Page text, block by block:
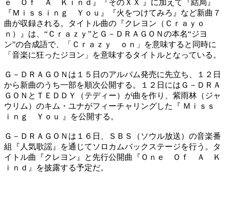
ｅ Ｏｆ Ａ Ｋｉｎｄ』『そのＸＸ 』に加えて『結局』
『Ｍｉｓｓｉｎｇ Ｙｏｕ』『火をつけてみろ』など新曲７
曲が収録される。タイトル曲の『クレヨン（Ｃｒａｙｏ
ｎ）』は、“Ｃｒａｚｙ”とＧ－ＤＲＡＧＯＮの本名“ジヨ
ン”の合成語で、「Ｃｒａｚｙ ｏｎ」を意味すると同時に
「音楽に狂ったジヨン」を意味するタイトルとなっている。
Ｇ－ＤＲＡＧＯＮは１５日のアルバム発売に先立ち、１２日
から新曲のうち一部を順次公開する。１２日にはＧ－ＤＲＡ
ＧＯＮとＴＥＤＤＹ（テディー）が曲を作り、紫雨林（ジャ
ウリム）のキム・ユナがフィーチャリングした『 Ｍｉｓｓ
ｉｎｇ Ｙｏｕ 』を公開する。
Ｇ－ＤＲＡＧＯＮは１６日、ＳＢＳ（ソウル放送）の音楽番
組『人気歌謡』を通じてソロカムバックステージを行う。タ
イトル曲『クレヨン』と先行公開曲『Ｏｎｅ Ｏｆ Ａ Ｋ
ｉｎｄ』を披露する予定だ。